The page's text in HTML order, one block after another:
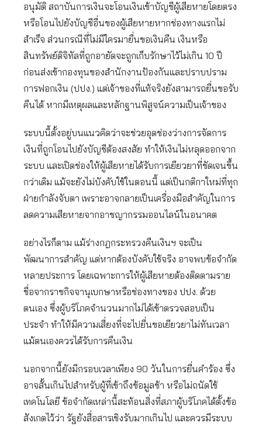
อนุมัติ สถาบันการเงินจะโอนเงินเข้าบัญชีผู้เสียหายโดยตรง
หรือโอนไปยังบัญชีอื่นของผู้เสียหายหากช่องทางแรกไม่
สำเร็จ ส่วนกรณีที่ไม่มีใครมายื่นขอเงินคืน เงินหรือ
สินทรัพย์ดิจิทัลที่ถูกอายัดจะถูกเก็บรักษาไว้ไม่เกิน 10 ปี
ก่อนส่งเข้ากองทุนของสำนักงานป้องกันและปราบปราม
การฟอกเงิน (ปปง.) แต่เจ้าของที่แท้จริงยังสามารถยื่นขอรับ
คืนได้ หากมีเหตุผลและหลักฐานพิสูจน์ความเป็นเจ้าของ
ระบบนี้ตั้งอยู่บนแนวคิดว่าจะช่วยอุดช่องว่างการจัดการ
เงินที่ถูกโอนไปยังบัญชีต้องสงสัย ทำให้เงินไม่หลุดออกจาก
ระบบ และเปิดช่องให้ผู้เสียหายได้รับการเยียวยาที่ชัดเจนขึ้น
กว่าเดิม แม้จะยังไม่บังคับใช้ในตอนนี้ แต่เป็นกติกาใหม่ที่ทุก
ฝ่ายกำลังจับตา เพราะอาจกลายเป็นเครื่องมือสำคัญในการ
ลดความเสียหายจากอาชญากรรมออนไลน์ในอนาคต
อย่างไรก็ตาม แม้ร่างกฎกระทรวงคืนเงินฯ จะเป็น
พัฒนาการสำคัญ แต่หากต้องบังคับใช้จริง อาจพบข้อจำกัด
หลายประการ โดยเฉพาะการให้ผู้เสียหายต้องติดตามราย
ชื่อจากราชกิจจานุเบกษาหรือช่องทางของ ปปง. ด้วย
ตนเอง ซึ่งผู้บริโภคจำนวนมากไม่ได้เข้าตรวจสอบเป็น
ประจำ ทำให้มีความเสี่ยงที่จะไปยื่นขอเยียวยาไม่ทันเวลา
แม้ตนเองควรได้รับการคืนเงิน
นอกจากนี้ยังมีกรอบเวลาเพียง 90 วันในการยื่นคำร้อง ซึ่ง
อาจสั้นเกินไปสำหรับผู้ที่เข้าถึงข้อมูลช้า หรือไม่ถนัดใช้
เทคโนโลยี ข้อจำกัดเหล่านี้สะท้อนสิ่งที่สภาผู้บริโภคได้ตั้งข้อ
สังเกตไว้ว่า รัฐยังสื่อสารเชิงรับมากเกินไป และควรมีระบบ